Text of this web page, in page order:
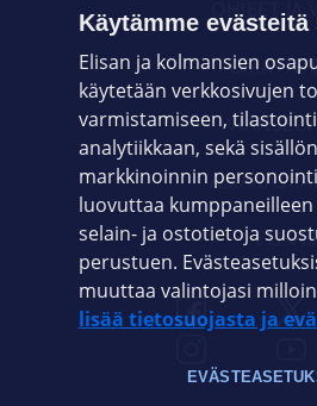
OHJEET
Käytämme
Elisan ja kolmansien
käytetään verkkosivujen
varmistamiseen,
analytiikkaan, sekä
markkinoinnin
luovuttaa
selain- ja ostotietoja
perustuen.
muuttaa valintojasi
lisää tietosuojasta ja